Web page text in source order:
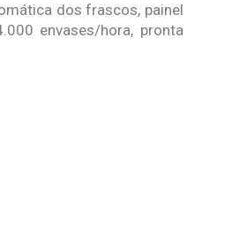
dos frascos, painel
envases/hora, pronta